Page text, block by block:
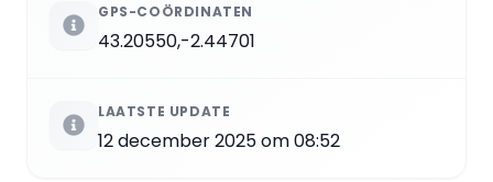
GPS-COÖRDINATEN
43.20550,-2.44701
LAATSTE UPDATE
12 december 2025 om 08:52